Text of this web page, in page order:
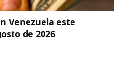
Venezuela este
de 2026